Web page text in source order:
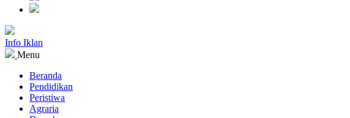
Info Iklan
Menu
Beranda
Pendidikan
Peristiwa
Agraria